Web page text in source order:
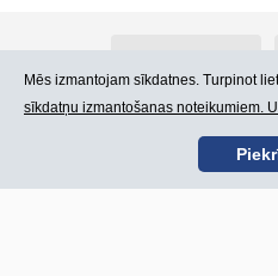
Kontakti
Mēs izmantojam sīkdatnes. Turpinot
sīkdatņu izmantošanas noteikumiem.